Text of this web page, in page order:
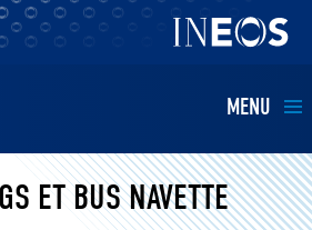
MENU
ET BUS NAVETTE